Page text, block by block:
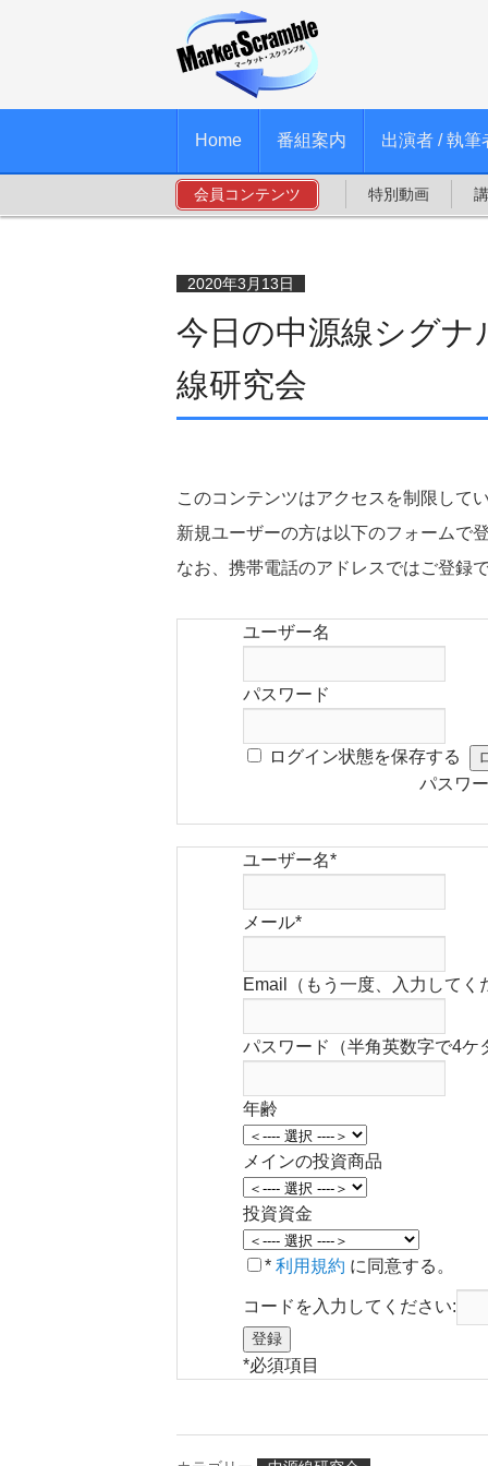
Home 番組案内 出演者 / 執筆
会員コンテンツ 特別動画
今日の中源線シグナ
線研究会
2020年3月13日
このコンテンツはアクセスを制限して
新規ユーザーの方は以下のフォームで
なお、携帯電話のアドレスではご登録で
ユーザー名
パスワード
ログイン状態を保存する
パスワ
ユーザー名*
メール*
Email（もう一度、入力してく
パスワード（半角英数字で4ケ
年齢
メインの投資商品
投資資金
* 利用規約 に同意する。
コードを入力してください:
*必須項目